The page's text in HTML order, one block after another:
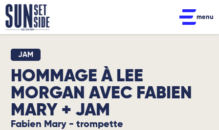
menu
JAM
HOMMAGE À LEE
MORGAN AVEC FABIEN
MARY + JAM
Fabien Mary - trompette